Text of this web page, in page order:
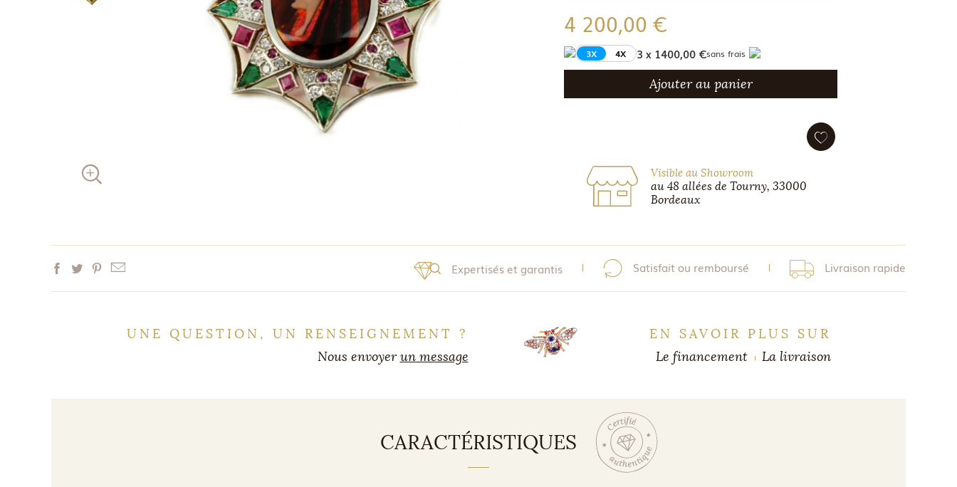
4 200,00 €
3X 4X 3 x 1400,00 €sans frais
Ajouter au panier
Visible au Showroom
au 48 allées de Tourny, 33000
Bordeaux
Expertisés et garantis Satisfait ou remboursé Livraison rapide
UNE QUESTION, UN RENSEIGNEMENT ?
Nous envoyerun message
EN SAVOIR PLUS SUR
Le financement
La livraison
CARACTÉRISTIQUES